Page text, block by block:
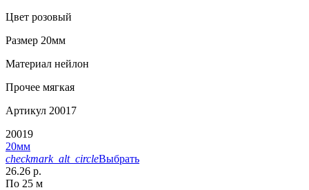
Цвет розовый
Размер 20мм
Материал нейлон
Прочее мягкая
Артикул 20017
20019
20мм
checkmark_alt_circleВыбрать
26.26 р.
По 25 м